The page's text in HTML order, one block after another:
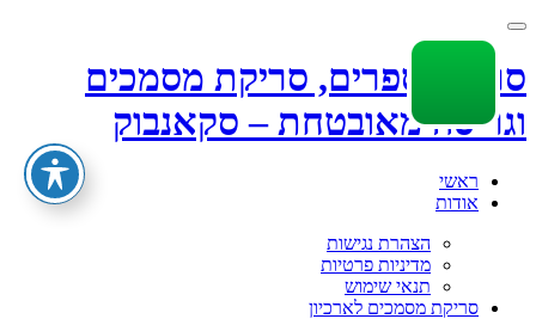
Toggle
navigation
סריקת ספרים, סריקת מסמכים
וגריסה מאובטחת – סקאנבוק
Skip
ראשי
אודות
הצהרת נגישות
מדיניות פרטיות
תנאי שימוש
סריקת מסמכים לארכיון